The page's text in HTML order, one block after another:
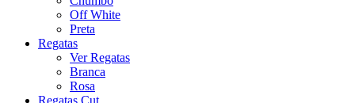
Off White
Preta
Regatas
Ver Regatas
Branca
Rosa
Regatas Cut